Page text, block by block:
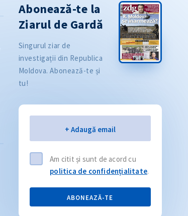
Abonează-te la
Ziarul de Gardă
Singurul ziar de
investigații din Republica
Moldova. Abonează-te și
tu!
+ Adaugă email
Am citit și sunt de acord cu
politica de confidențialitate.
ABONEAZĂ-TE